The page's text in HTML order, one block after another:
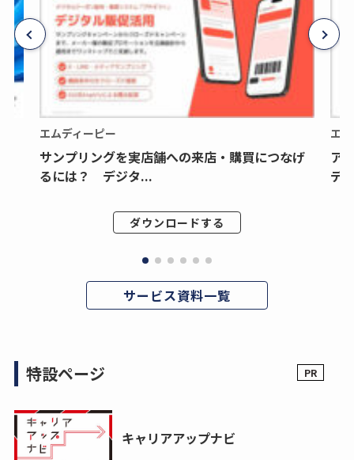
エムディーピー
サンプリングを実店舗への来店・購買につなげ
るには？ デジタ...
ダウンロードする
エ
ア
デ
サービス資料一覧
特設ページ
キャリアアップナビ